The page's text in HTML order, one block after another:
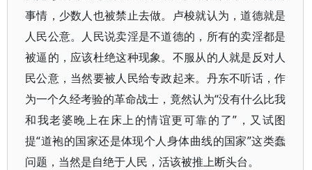
事情，少数人也被禁止去做。卢梭就认为，道德就是
人民公意。人民说卖淫是不道德的，所有的卖淫都是
被逼的，应该杜绝这种现象。不服从的人就是反对人
民公意，当然要被人民给专政起来。丹东不听话，作
为一个久经考验的革命战士，竟然认为“没有什么比我
和我老婆晚上在床上的情谊更可靠的了”，又试图
提“道袍的国家还是体现个人身体曲线的国家”这类蠢
问题，当然是自绝于人民，活该被推上断头台。